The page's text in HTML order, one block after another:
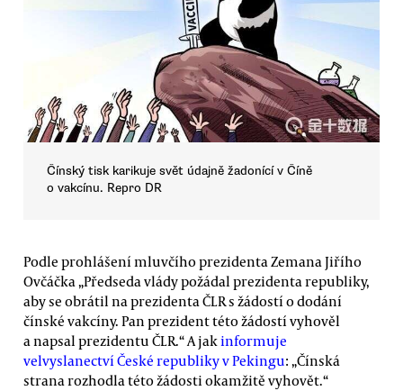
Čínský tisk karikuje svět údajně žadonící v Číně
o vakcínu. Repro DR
Podle prohlášení mluvčího prezidenta Zemana Jiřího
Ovčáčka „Předseda vlády požádal prezidenta republiky,
aby se obrátil na prezidenta ČLR s žádostí o dodání
čínské vakcíny. Pan prezident této žádostí vyhověl
a napsal prezidentu ČLR.“ A jakinformuje
velvyslanectví České republiky v Pekingu: „Čínská
strana rozhodla této žádosti okamžitě vyhovět.“